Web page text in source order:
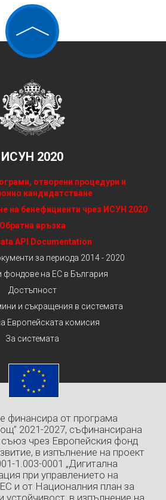
ИСУН 2020
отворени процедури и
кандидатстване
на бенефициенти чрез ИСУН 2020
Обратна връзка
API Documentation
за периода 2014 - 2020
фондове на ЕС в България
Достъпност
и съкращения в системата
Европейската комисия
За системата
финансира от програма
2021-2027, съфинансирана
чрез Европейския фонд
в изпълнение на проект
1.003-0001 „Дигитална
при управлението на
и от Националния план за
устойчивост, в изпълнение на